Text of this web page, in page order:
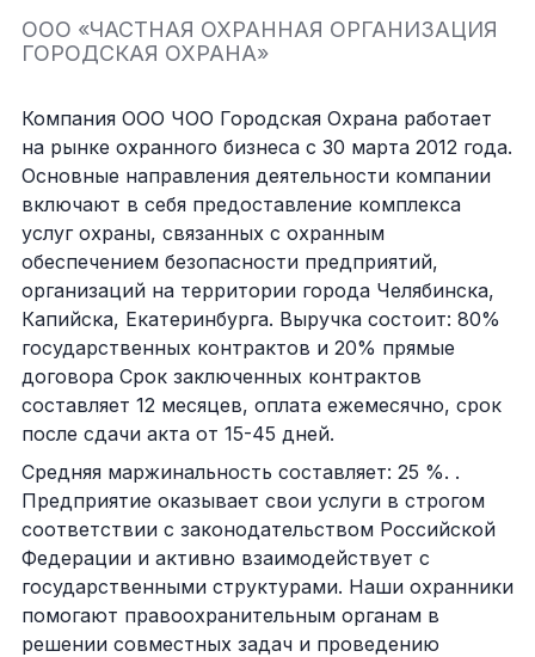
OOO «ЧАСТНАЯ ОХРАННАЯ ОРГАНИЗАЦИЯ
ГОРОДСКАЯ ОХРАНА»
Компания ООО ЧОО Городская Охрана работает
на рынке охранного бизнеса с 30 марта 2012 года.
Основные направления деятельности компании
включают в себя предоставление комплекса
услуг охраны, связанных с охранным
обеспечением безопасности предприятий,
организаций на территории города Челябинска,
Капийска, Екатеринбурга. Выручка состоит: 80%
государственных контрактов и 20% прямые
договора Срок заключенных контрактов
составляет 12 месяцев, оплата ежемесячно, срок
после сдачи акта от 15-45 дней.
Средняя маржинальность составляет: 25 %. .
Предприятие оказывает свои услуги в строгом
соответствии с законодательством Российской
Федерации и активно взаимодействует с
государственными структурами. Наши охранники
помогают правоохранительным органам в
решении совместных задач и проведению